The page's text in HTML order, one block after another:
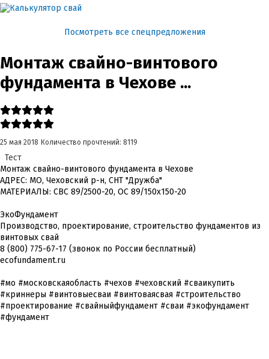
Посмотреть все спецпредложения
Монтаж свайно-винтового
фундамента в Чехове ...
25 мая 2018 Количество прочтений: 8119
Тест
Монтаж свайно-винтового фундамента в Чехове
АДРЕС: МО, Чеховский р-н, СНТ "Дружба"
МАТЕРИАЛЫ: СВС 89/2500-20, ОС 89/150х150-20
ЭкоФундамент
Производство, проектирование, строительство фундаментов из
винтовых свай
8 (800) 775-67-17 (звонок по России бесплатный)
ecofundament.ru
#мо #московскаяобласть #чехов #чеховский #сваикупить
#криннеры #винтовыесваи #винтоваясвая #строительство
#проектирование #свайныйфундамент #сваи #экофундамент
#фундамент